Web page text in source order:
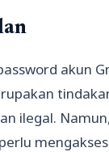
akun
ilegal.